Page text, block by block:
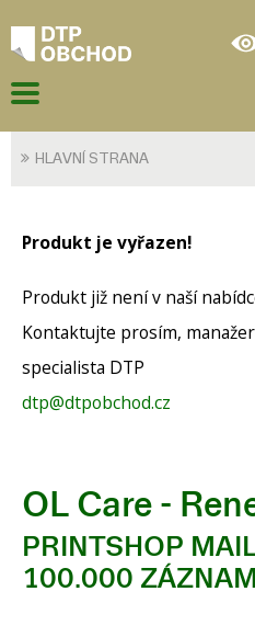
HLAVNÍ STRANA
Produkt je vyřazen!
Produkt již není v naší
Kontaktujte prosím,
specialista DTP
dtp@dtpobchod.cz
OL Care -
PRINTSHOP
100.000